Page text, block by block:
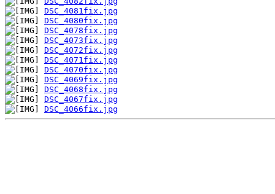
DSC_4081fix.jpg
DSC_4080fix.jpg
DSC_4078fix.jpg
DSC_4073fix.jpg
DSC_4072fix.jpg
DSC_4071fix.jpg
DSC_4070fix.jpg
DSC_4069fix.jpg
DSC_4068fix.jpg
DSC_4067fix.jpg
DSC_4066fix.jpg